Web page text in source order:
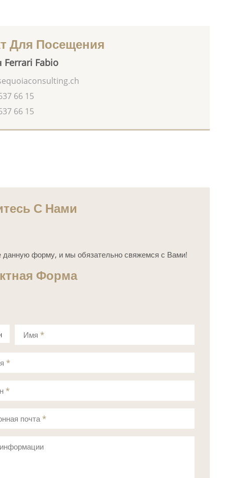
Для Посещения
Ferrari Fabio
66 15
66 15
С Нами
данную форму, и мы обязательно свяжемся с Вами!
Форма
Имя*
*
*
почта*